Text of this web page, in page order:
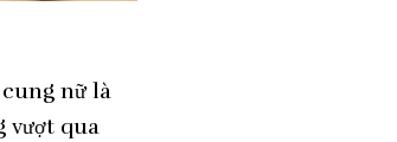
nữ là
vượt qua